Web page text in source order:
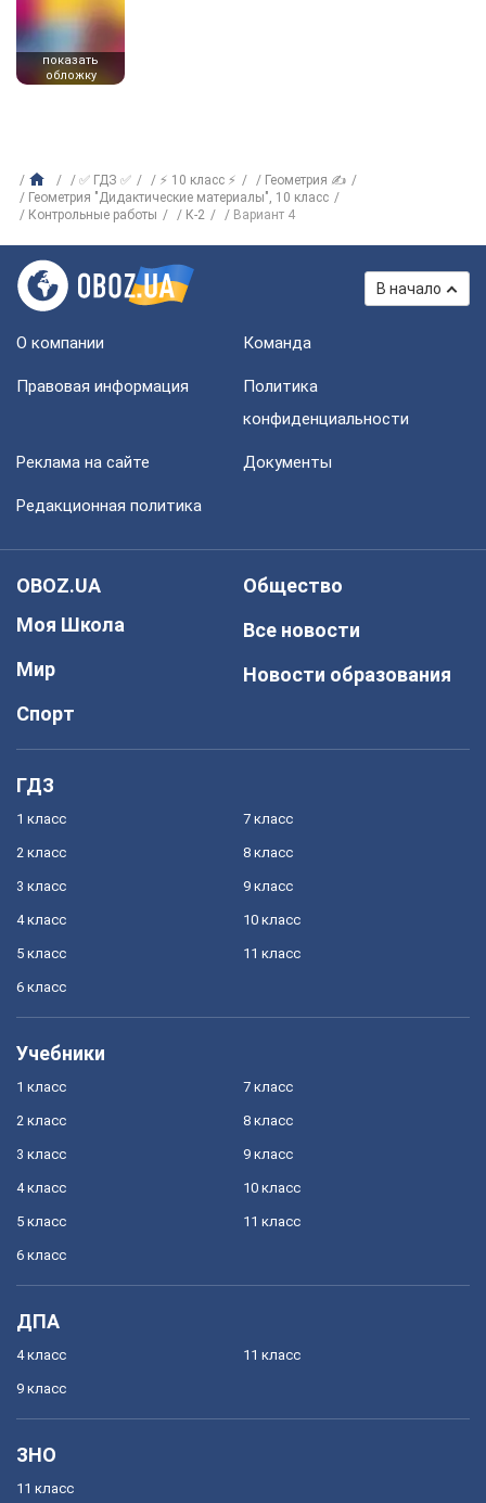
показать
обложку
✅ ГДЗ ✅ ⚡ 10 класс ⚡
Геометрия ✍
Геометрия "Дидактические материалы", 10 класс
Контрольные работы
К-2 Вариант 4
В начало
О компании Команда
Правовая информация
Политика
конфиденциальности
Реклама на сайте Документы
Редакционная политика
OBOZ.UA
Моя Школа
Мир
Спорт
Общество
Все новости
Новости образования
ГДЗ
1 класс
2 класс
3 класс
4 класс
5 класс
6 класс
7 класс
8 класс
9 класс
10 класс
11 класс
Учебники
1 класс
2 класс
3 класс
4 класс
5 класс
6 класс
7 класс
8 класс
9 класс
10 класс
11 класс
ДПА
4 класс
9 класс
11 класс
ЗНО
11 класс